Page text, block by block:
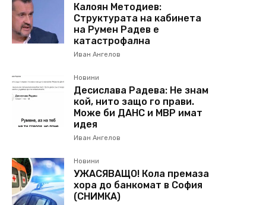
Калоян Методиев:
Структурата на кабинета
на Румен Радев е
катастрофална
Иван Ангелов
Новини
Десислава Радева: Не знам
кой, нито защо го прави.
Може би ДАНС и МВР имат
идея
Иван Ангелов
Новини
УЖАСЯВАЩО! Кола премаза
хора до банкомат в София
(СНИМКА)